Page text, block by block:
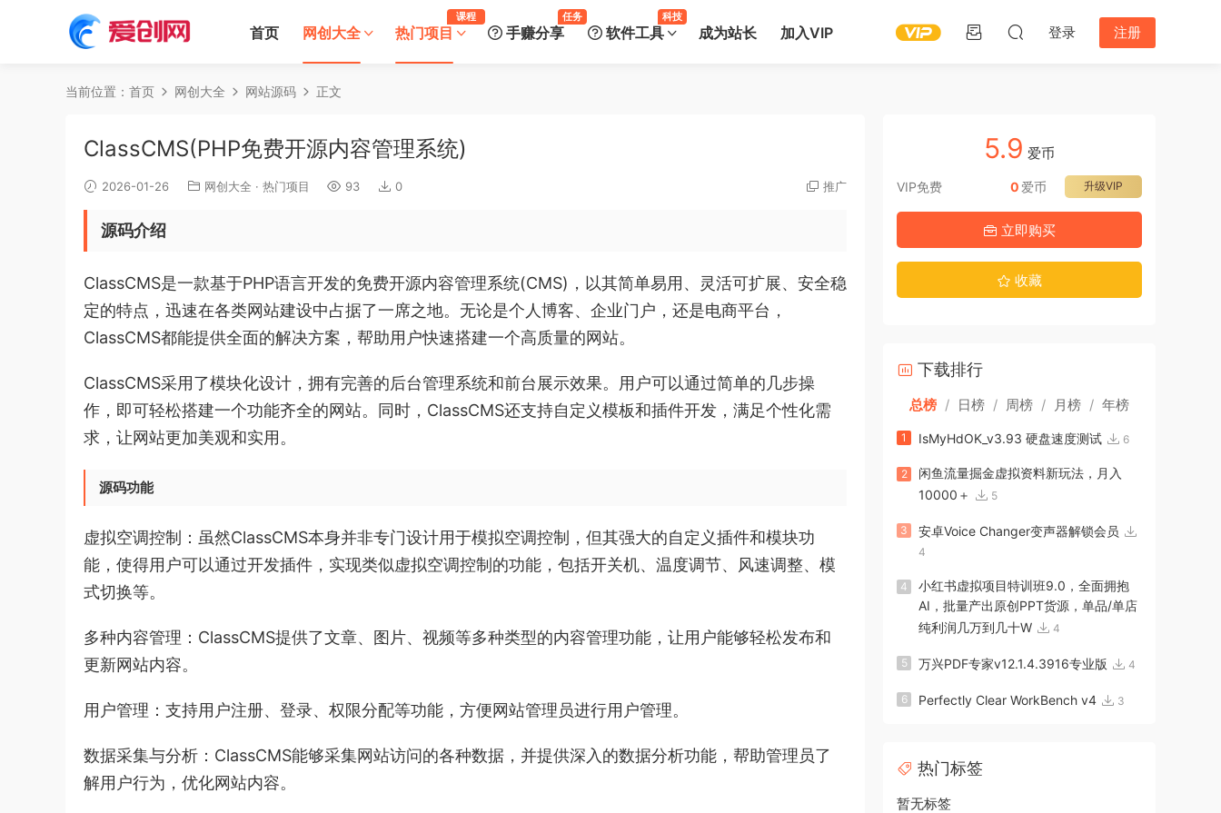
首页 网创大全 热门项目
课程
手赚分享
任务
软件工具
科技
成为站长 加入VIP 登录 注册
当前位置： 首页 网创大全 网站源码 正文
ClassCMS(PHP免费开源内容管理系统)
2026-01-26 网创大全 · 热门项目 93 0 推广
源码介绍
ClassCMS是一款基于PHP语言开发的免费开源内容管理系统(CMS)，以其简单易用、灵活可扩展、安全稳
定的特点，迅速在各类网站建设中占据了一席之地。无论是个人博客、企业门户，还是电商平台，
ClassCMS都能提供全面的解决方案，帮助用户快速搭建一个高质量的网站。
ClassCMS采用了模块化设计，拥有完善的后台管理系统和前台展示效果。用户可以通过简单的几步操
作，即可轻松搭建一个功能齐全的网站。同时，ClassCMS还支持自定义模板和插件开发，满足个性化需
求，让网站更加美观和实用。
源码功能
虚拟空调控制：虽然ClassCMS本身并非专门设计用于模拟空调控制，但其强大的自定义插件和模块功
能，使得用户可以通过开发插件，实现类似虚拟空调控制的功能，包括开关机、温度调节、风速调整、模
式切换等。
多种内容管理：ClassCMS提供了文章、图片、视频等多种类型的内容管理功能，让用户能够轻松发布和
更新网站内容。
用户管理：支持用户注册、登录、权限分配等功能，方便网站管理员进行用户管理。
数据采集与分析：ClassCMS能够采集网站访问的各种数据，并提供深入的数据分析功能，帮助管理员了
解用户行为，优化网站内容。
5.9 爱币
VIP免费 升级VIP
0 爱币
立即购买
收藏
下载排行
总榜 / 日榜 / 周榜 / 月榜 / 年榜
1 IsMyHdOK_v3.93 硬盘速度测试 6
2
闲鱼流量掘金虚拟资料新玩法，月入
10000＋
5
3 安卓Voice Changer变声器解锁会员
4
4
小红书虚拟项目特训班9.0，全面拥抱
AI，批量产出原创PPT货源，单品/单店
纯利润几万到几十W
4
5 万兴PDF专家v12.1.4.3916专业版 4
6 Perfectly Clear WorkBench v4 3
热门标签
暂无标签